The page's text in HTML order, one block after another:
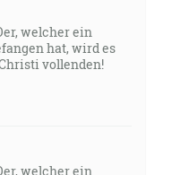
welcher ein
hat, wird es
vollenden!
welcher ein